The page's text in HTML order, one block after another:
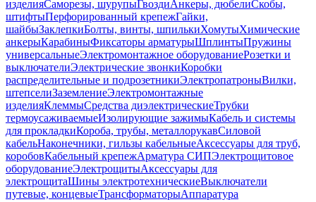
изделияСаморезы, шурупыГвоздиАнкеры, дюбелиСкобы,
штифтыПерфорированный крепежГайки,
шайбыЗаклепкиБолты, винты, шпилькиХомутыХимические
анкерыКарабиныФиксаторы арматурыШплинтыПружины
универсальныеЭлектромонтажное оборудованиеРозетки и
выключателиЭлектрические звонкиКоробки
распределительные и подрозетникиЭлектропатроныВилки,
штепселиЗаземлениеЭлектромонтажные
изделияКлеммыСредства диэлектрическиеТрубки
термоусаживаемыеИзолирующие зажимыКабель и системы
для прокладкиКороба, трубы, металлорукавСиловой
кабельНаконечники, гильзы кабельныеАксессуары для труб,
коробовКабельный крепежАрматура СИПЭлектрощитовое
оборудованиеЭлектрощитыАксессуары для
электрощитаШины электротехническиеВыключатели
путевые, концевыеТрансформаторыАппаратура